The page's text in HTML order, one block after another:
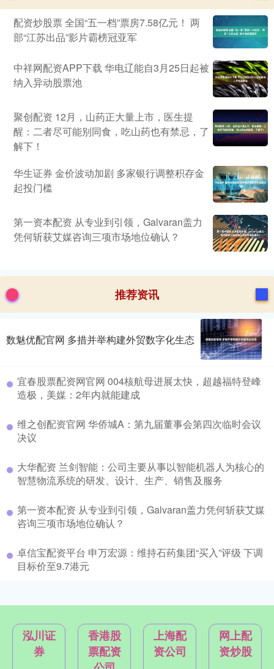
配资炒股票 全国“五一档”票房7.58亿元！ 两
部“江苏出品”影片霸榜冠亚军
中祥网配资APP下载 华电辽能自3月25日起被
纳入异动股票池
聚创配资 12月，山药正大量上市，医生提
醒：二者尽可能别同食，吃山药也有禁忌，了
解下！
华生证券 金价波动加剧 多家银行调整积存金
起投门槛
第一资本配资 从专业到引领，Galvaran盖力
凭何斩获艾媒咨询三项市场地位确认？
推荐资讯
数魅优配官网 多措并举构建外贸数字化生态
宜春股票配资网官网 004核航母进展太快，超越福特登峰
造极，美媒：2年内就能建成
维之创配资官网 华侨城A：第九届董事会第四次临时会议
决议
大华配资 兰剑智能：公司主要从事以智能机器人为核心的
智慧物流系统的研发、设计、生产、销售及服务
第一资本配资 从专业到引领，Galvaran盖力凭何斩获艾媒
咨询三项市场地位确认？
卓信宝配资平台 申万宏源：维持石药集团“买入”评级 下调
目标价至9.7港元
泓川证
券
香港股
票配资
上海配
资公司
网上配
资炒股